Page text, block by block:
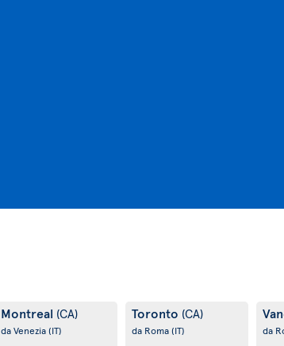
Montreal (CA)
da Venezia(IT)
Toronto (CA)
da Roma(IT) da